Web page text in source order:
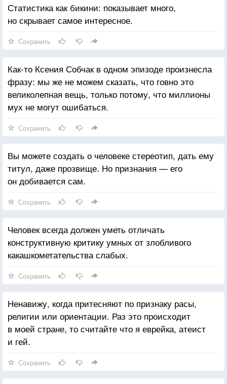
Статистика как бикини: показывает много,
но скрывает самое интересное.
Сохранить
Как-то Ксения Собчак в одном эпизоде произнесла
фразу: мы же не можем сказать, что говно это
великолепная вещь, только потому, что миллионы
мух не могут ошибаться.
Сохранить
Вы можете создать о человеке стереотип, дать ему
титул, даже прозвище. Но признания — его
он добивается сам.
Сохранить
Человек всегда должен уметь отличать
конструктивную критику умных от злобливого
какашкометательства слабых.
Сохранить
Ненавижу, когда притесняют по признаку расы,
религии или ориентации. Раз это происходит
в моей стране, то считайте что я еврейка, атеист
и гей.
Сохранить